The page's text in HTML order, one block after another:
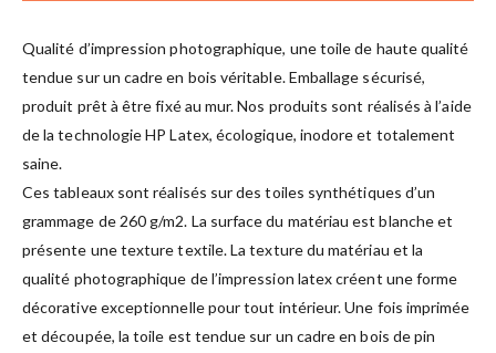
Qualité d’impression photographique, une toile de haute qualité
tendue sur un cadre en bois véritable. Emballage sécurisé,
produit prêt à être fixé au mur. Nos produits sont réalisés à l’aide
de la technologie HP Latex, écologique, inodore et totalement
saine.
Ces tableaux sont réalisés sur des toiles synthétiques d’un
grammage de 260 g/m2. La surface du matériau est blanche et
présente une texture textile. La texture du matériau et la
qualité photographique de l’impression latex créent une forme
décorative exceptionnelle pour tout intérieur. Une fois imprimée
et découpée, la toile est tendue sur un cadre en bois de pin